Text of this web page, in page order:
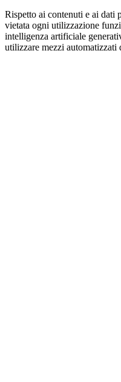
Rispetto ai contenuti e ai dati
vietata ogni utilizzazione
intelligenza artificiale
utilizzare mezzi automatizzati